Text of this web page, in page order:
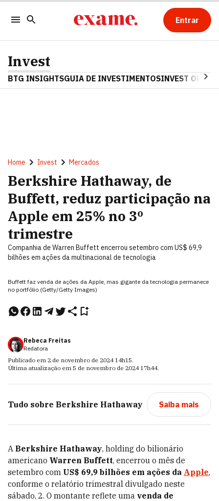
Entrar
Invest
BTG INSIGHTSGUIA DE INVESTIMENTOSINVEST OPINA
Home Invest Mercados
Berkshire Hathaway, de
Buffett, reduz participação na
Apple em 25% no 3º
trimestre
Companhia de Warren Buffett encerrou setembro com US$ 69,9
bilhões em ações da multinacional de tecnologia
Buffett faz venda de ações da Apple, mas gigante da tecnologia permanece
no portfólio (Getty/Getty Images)
Rebeca Freitas
Redatora
Publicado em 2 de novembro de 2024 14h15.
Última atualização em 5 de novembro de 2024 17h44.
Tudo sobre Berkshire Hathaway Saiba mais
A Berkshire Hathaway, holding do bilionário
americano Warren Buffett, encerrou o mês de
setembro com US$ 69,9 bilhões em ações da Apple,
conforme o relatório trimestral divulgado neste
sábado, 2. O montante reflete uma venda de